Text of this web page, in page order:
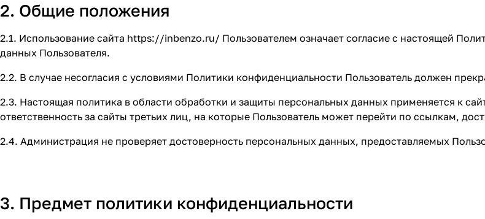
2. Общие положения
2.1. Использование сайта https://inbenzo.ru/ Пользователем означает согласие с настоящей
данных Пользователя.
2.2. В случае несогласия с условиями Политики конфиденциальности Пользователь должен
2.3. Настоящая политика в области обработки и защиты персональных данных применяется к
ответственность за сайты третьих лиц, на которые Пользователь может перейти по ссылкам,
2.4. Администрация не проверяет достоверность персональных данных, предоставляемых
3. Предмет политики конфиденциальности